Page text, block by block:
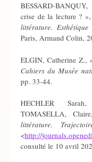
BESSARD-
crise de la lecture ?
littérature.
Paris, Armand Colin,
ELGIN, Catherine Z.,
Cahiers du Musée
pp. 33-44.
HECHLER
TOMASELLA,
littérature.
<http://
consulté le 10 avril